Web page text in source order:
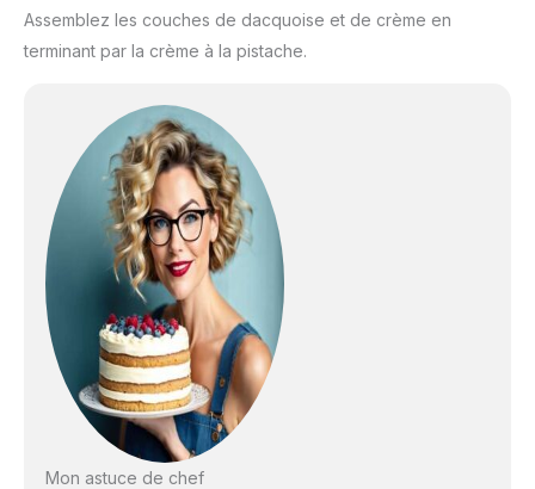
Assemblez les couches de dacquoise et de crème en
terminant par la crème à la pistache.
Mon astuce de chef